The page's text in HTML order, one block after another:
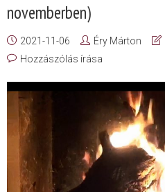
novemberben)
2021-11-06 Éry Márton
Hozzászólás írása